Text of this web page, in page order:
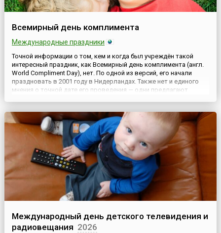
Всемирный день комплимента
Международные праздники
Точной информации о том, кем и когда был учреждён такой
интересный праздник, как Всемирный день комплимента (англ.
World Compliment Day), нет. По одной из версий, его начали
праздновать в 2001 году в Нидерландах. Также нет и единого
мнения о точной дате его проведения — одни предлагают
Международный день детского телевидения и
радиовещания 2026